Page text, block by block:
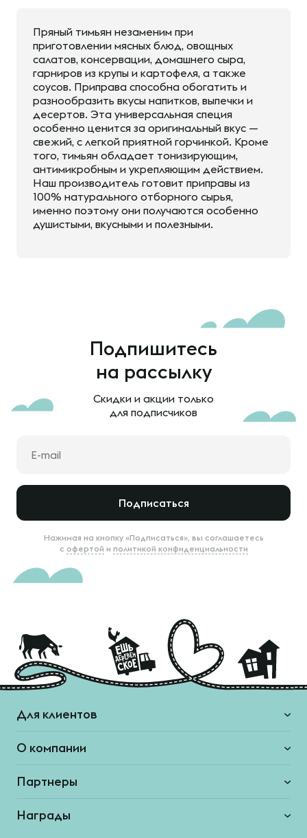
Пряный тимьян незаменим при
приготовлении мясных блюд, овощных
салатов, консервации, домашнего сыра,
гарниров из крупы и картофеля, а также
соусов. Приправа способна обогатить и
разнообразить вкусы напитков, выпечки и
десертов. Эта универсальная специя
особенно ценится за оригинальный вкус —
свежий, с легкой приятной горчинкой. Кроме
того, тимьян обладает тонизирующим,
антимикробным и укрепляющим действием.
Наш производитель готовит приправы из
100% натурального отборного сырья,
именно поэтому они получаются особенно
душистыми, вкусными и полезными.
Подпишитесь
на рассылку
Скидки и акции только
для подписчиков
Подписаться
Нажимая на кнопку «Подписаться», вы соглашаетесь
с офертой и политикой конфиденциальности
Для клиентов
О компании
Партнеры
Награды